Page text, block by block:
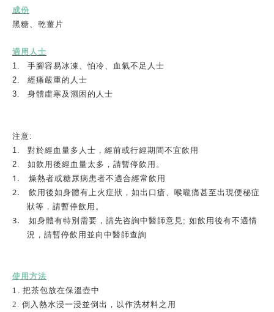
成份
黑糖、乾薑片
適用人士
1.
手腳容易冰凍、怕冷、血氣不足人士
2.
經痛嚴重的人士
3.
身體虛寒及濕困的人士
注意:
1.
對於經血量多人士，經前或行經期間不宜飲用
2.
如飲用後經血量太多，請暫停飲用。
1. 燥熱者或糖尿病患者不適合經常飲用
2.
飲用後如身體有上火症狀，如出口瘡、喉嚨痛甚至出現便秘症
狀等，請暫停飲用。
3. 如身體有特別需要，請先咨詢中醫師意見; 如飲用後有不適情
況，請暫停飲用並向中醫師查詢
使用方法
1 . 把茶包放在保溫壺中
2. 倒入熱水浸一浸並倒出，以作洗材料之用